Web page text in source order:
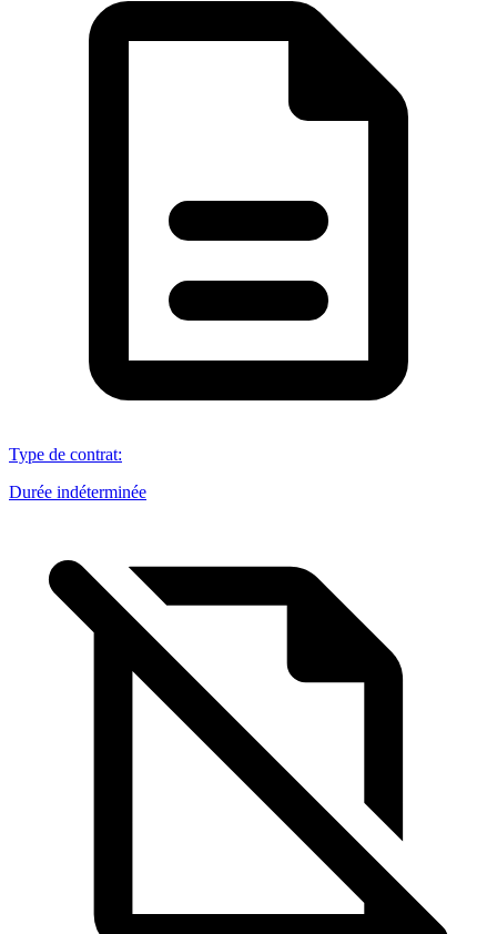
Type de contrat:
Durée indéterminée